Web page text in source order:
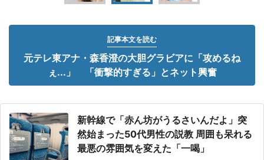
記事本文を読む
元テレ東アナ・森香澄の大胆グラビアに「攻めるね
ぇ...」 「衝撃的すぎる」とネット興奮
新幹線で「赤ん坊がうるさいんだよ」突
然始まった50代男性の説教 周囲も呆れる
最悪の雰囲気を変えた「一喝」